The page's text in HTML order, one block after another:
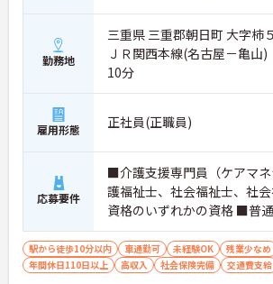
勤務地
三重県 三重郡朝日町 大字柿
ＪＲ関西本線(名古屋－亀山
10分
雇用形態 正社員(正職員)
応募要件
■介護支援専門員（ケアマ
護福祉士、社会福祉士、社
資格のいずれかの資格 ■普
高卒以上 ■経験不問
駅から徒歩10分以内 車通勤可 未経験OK 残業少なめ
年間休日110日以上
高収入 社会保険完備 交通費支給